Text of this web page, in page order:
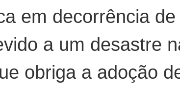
em decorrência
a um desastre
obriga a adoção